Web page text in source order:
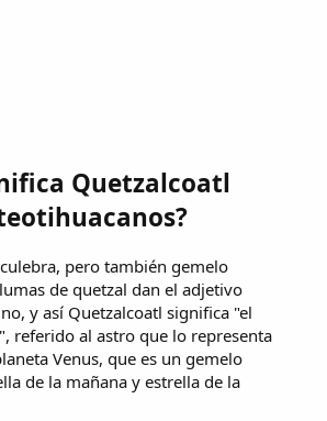
Quetzalcoatl
pero también gemelo
de quetzal dan el adjetivo
y así Quetzalcoatl significa "el
referido al astro que lo representa
Venus, que es un gemelo
de la mañana y estrella de la